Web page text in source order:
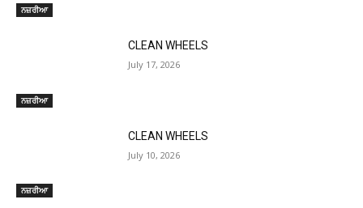
ਨਜ਼ਰੀਆ
ਨਜ਼ਰੀਆ
CLEAN WHEELS
July 17, 2026
ਨਜ਼ਰੀਆ
CLEAN WHEELS
July 10, 2026